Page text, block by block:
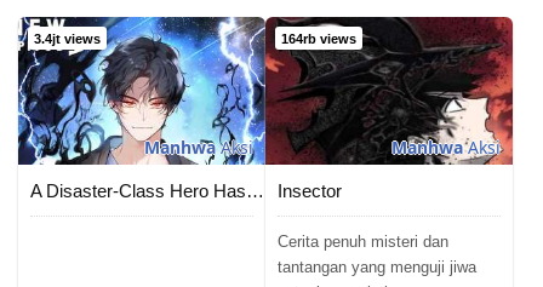
Chapter 144 21/05/2025
Chapter 143 21/05/2025
Chapter 142 17/05/2025
Chapter 141
13/05/2025
3.4jt views
ManhwaAksi
A Disaster-Class Hero Has Returned
164rb views
ManhwaAksi
Insector
Cerita penuh misteri dan
tantangan yang menguji jiwa